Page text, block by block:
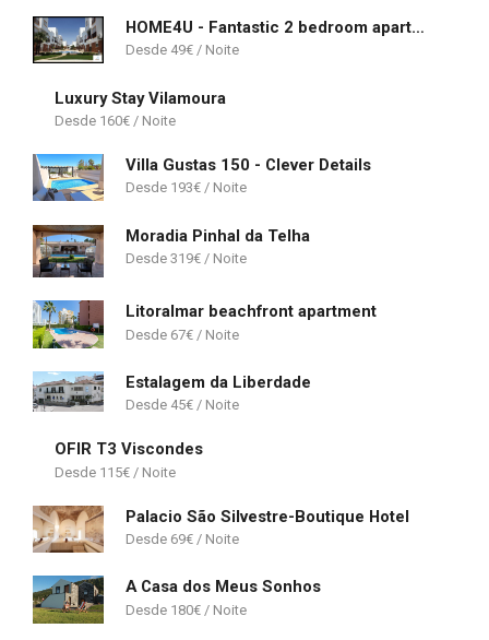
HOME4U - Fantastic 2 bedroom apartment, with pool
49€
Luxury Stay Vilamoura
160€
Villa Gustas 150 - Clever Details
193€
Moradia Pinhal da Telha
319€
Litoralmar beachfront apartment
67€
Estalagem da Liberdade
45€
OFIR T3 Viscondes
115€
Palacio São Silvestre-Boutique Hotel
69€
A Casa dos Meus Sonhos
180€